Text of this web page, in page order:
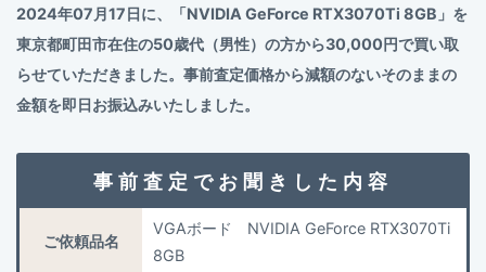
2024年07月17日に、「NVIDIA GeForce RTX3070Ti 8GB」を
東京都町田市在住の50歳代（男性）の方から30,000円で買い取
らせていただきました。事前査定価格から減額のないそのままの
金額を即日お振込みいたしました。
事前査定でお聞きした内容
ご依頼品名
VGAボード NVIDIA GeForce RTX3070Ti
8GB